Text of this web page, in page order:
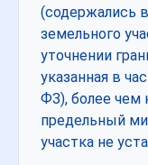
(содержались
земельного
уточнении
указанная в
ФЗ), более чем
предельный
участка не